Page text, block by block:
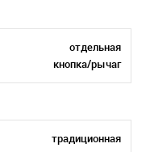
отдельная
кнопка/рычаг
традиционная